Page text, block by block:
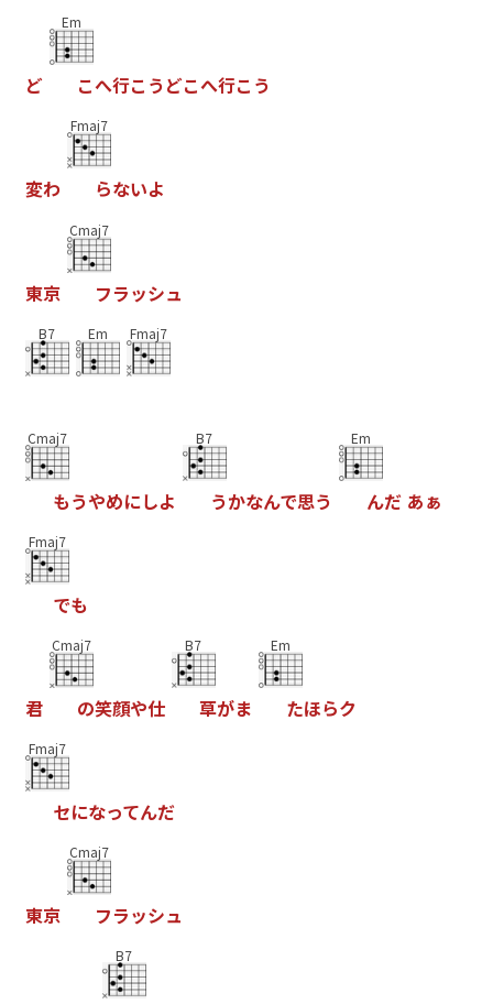
ど
Em
こへ行こ う どこへ行こ う
変わ
Fmaj7
らないよ
東京
Cmaj7
フラッシュ
B7 Em Fmaj7
Cmaj7
もうやめにしよ
B7
うかなんで思う
Em
んだ あぁ
Fmaj7
でも
君
Cmaj7
の笑顔や仕
B7
草がま
Em
たほらク
Fmaj7
セになってんだ
東京
Cmaj7
フラッシュ
B7